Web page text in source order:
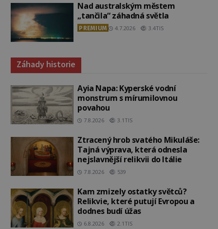
Nad australským městem
„tančila“ záhadná světla
PREMIUM 4.7.2026 3.4TIS
Záhady historie
Ayia Napa: Kyperské vodní
monstrum s mírumilovnou
povahou
7.8.2026 3.1TIS
Ztracený hrob svatého Mikuláše:
Tajná výprava, která odnesla
nejslavnější relikvii do Itálie
7.8.2026 539
Kam zmizely ostatky světců?
Relikvie, které putují Evropou a
dodnes budí úžas
6.8.2026 2.1TIS